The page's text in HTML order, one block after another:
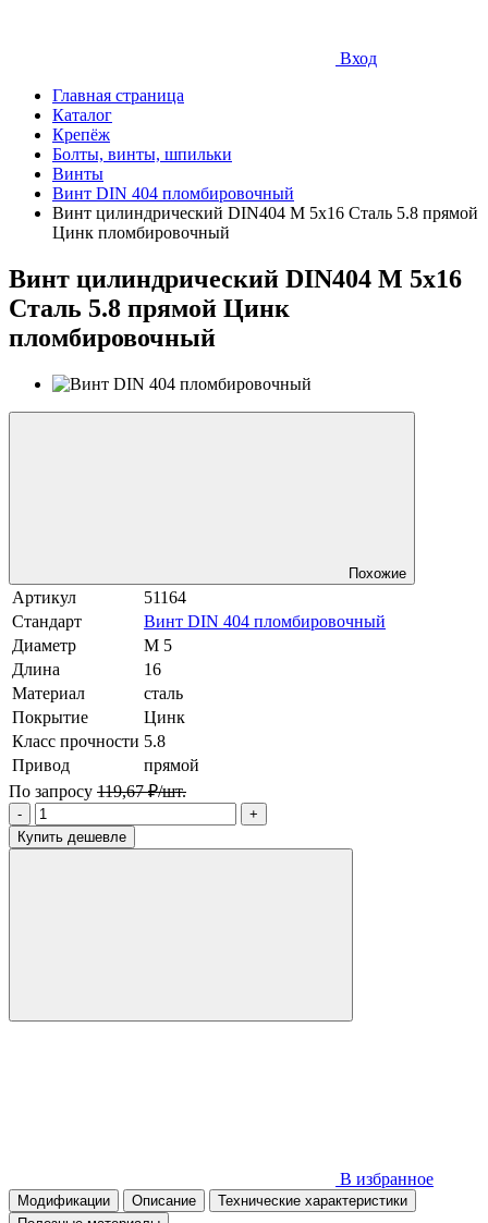
Вход
Главная страница
Каталог
Крепёж
Болты, винты, шпильки
Винты
Винт DIN 404 пломбировочный
Винт цилиндрический DIN404 М 5х16 Сталь 5.8 прямой
Цинк пломбировочный
Винт цилиндрический DIN404 М 5х16
Сталь 5.8 прямой Цинк
пломбировочный
Похожие
Артикул
51164
Стандарт
Винт DIN 404 пломбировочный
Диаметр
М 5
Длина
16
Материал
сталь
Покрытие
Цинк
Класс прочности 5.8
Привод
прямой
По запросу 119,67 ₽/шт.
-
+
Купить дешевле
В избранное
Модификации Описание
Технические характеристики